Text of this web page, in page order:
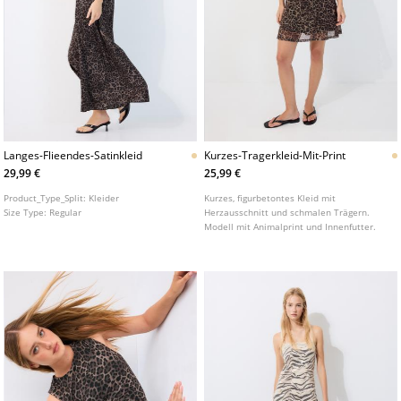
Langes-Flieendes-Satinkleid
29,99 €
Product_Type_Split: Kleider
Size Type: Regular
Kurzes-Tragerkleid-Mit-Print
25,99 €
Kurzes, figurbetontes Kleid mit
Herzausschnitt und schmalen Trägern.
Modell mit Animalprint und Innenfutter.